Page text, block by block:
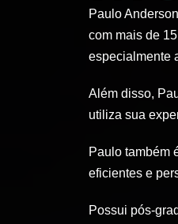
Paulo
com mais de
especialmente
Além disso,
utiliza sua
Paulo também
eficientes e
Possui pós-